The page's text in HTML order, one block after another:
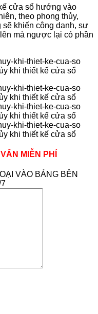
cửa sổ hướng vào
theo phong thủy,
sẽ khiến công danh, sự
mà ngược lại có phần
MIỄN PHÍ
VÀO BẢNG BÊN